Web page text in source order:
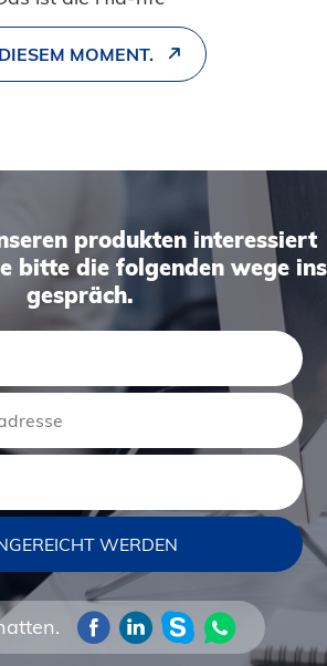
MOMENT.
produkten interessiert
bitte die folgenden wege ins
gespräch.